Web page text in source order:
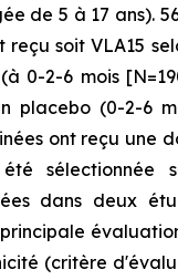
de 5 à 17 ans).
reçu soit VLA15
0-2-6 mois
placebo (0-2-6
ont reçu une
sélectionnée
dans deux
(critère